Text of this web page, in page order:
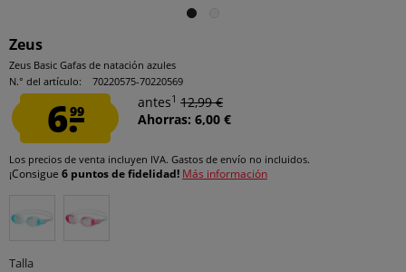
Zeus
Zeus Basic Gafas de natación azules
N.° del artículo:
70220575-70220569
6.99
antes1 12,99 €
Ahorras: 6,00 €
Los precios de venta incluyen IVA. Gastos de envío no incluidos.
¡Consigue 6 puntos de fidelidad! Más información
Talla